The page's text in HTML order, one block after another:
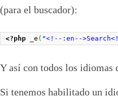
(para el buscador):
<?php _e ( "<!--:en--
Y así con todos los idiomas
Si tenemos habilitado un